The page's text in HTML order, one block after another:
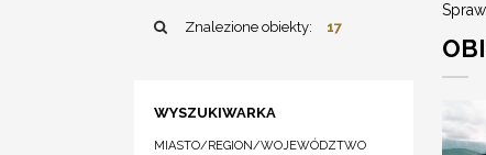
Znalezione obiekty: 17
WYSZUKIWARKA
MIASTO/REGION/WOJEWÓDZTWO